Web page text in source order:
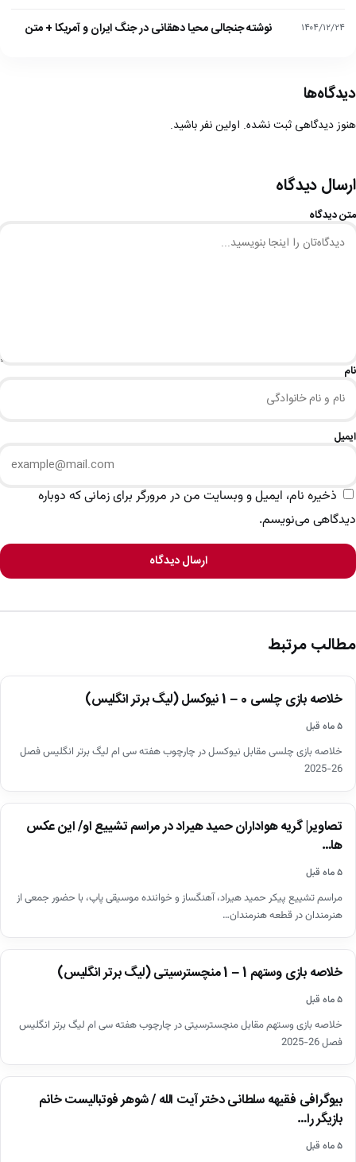
۱۴۰۴/۱۲/۲۴ نوشته جنجالی محیا دهقانی در جنگ ایران و آمریکا + متن
دیدگاه‌ها
هنوز دیدگاهی ثبت نشده. اولین نفر باشید.
ارسال دیدگاه
متن دیدگاه
نام
ایمیل
ذخیره نام، ایمیل و وبسایت من در مرورگر برای زمانی که دوباره
دیدگاهی می‌نویسم.
ارسال دیدگاه
مطالب مرتبط
خلاصه بازی چلسی 0 – 1 نیوکسل (لیگ برتر انگلیس)
۵ ماه قبل
خلاصه بازی چلسی مقابل نیوکسل در چارچوب هفته سی ام لیگ برتر انگلیس فصل
26-2025
تصاویر| گریه هواداران حمید هیراد در مراسم تشییع او/ این عکس
ها…
۵ ماه قبل
مراسم تشییع پیکر حمید هیراد، آهنگساز و خواننده موسیقی پاپ، با حضور جمعی از
هنرمندان در قطعه هنرمندان…
خلاصه بازی وستهم 1 – 1 منچسترسیتی (لیگ برتر انگلیس)
۵ ماه قبل
خلاصه بازی وستهم مقابل منچسترسیتی در چارچوب هفته سی ام لیگ برتر انگلیس
فصل 26-2025
بیوگرافی فقیهه سلطانی دختر آیت الله / شوهر فوتبالیست خانم
بازیگر را…
۵ ماه قبل